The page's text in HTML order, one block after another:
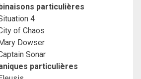
particulières
4
of Chaos
Dowser
Sonar
particulières